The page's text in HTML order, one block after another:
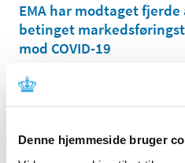
Denne hjemmeside bruger
EMA har modtaget fjerde
betinget
mod COVID-19
Det europæiske
den fjerde ansøgning om en